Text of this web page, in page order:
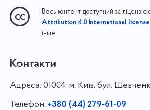
Весь контент доступний за
Attribution 4.0 International license
інше
Контакти
Адреса: 01004, м. Київ, бул.
Телефон: +380 (44) 279-61-09